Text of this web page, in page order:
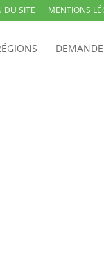
DU SITE MENTIONS